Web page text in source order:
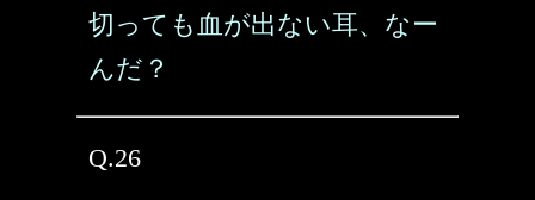
切っても血が出ない耳、なー
んだ？
Q.26